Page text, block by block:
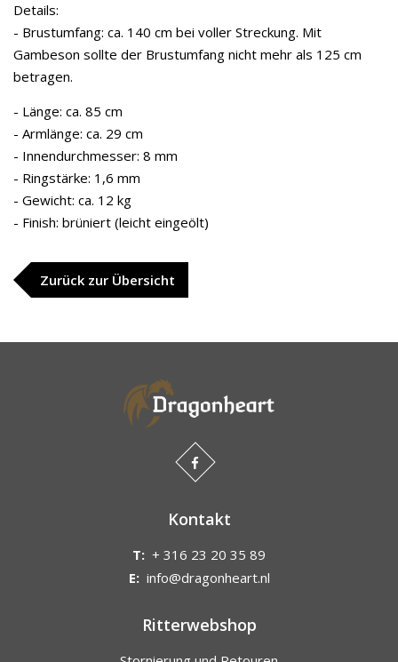
Details:
- Brustumfang: ca. 140 cm bei voller Streckung. Mit
Gambeson sollte der Brustumfang nicht mehr als 125 cm
betragen.
- Länge: ca. 85 cm
- Armlänge: ca. 29 cm
- Innendurchmesser: 8 mm
- Ringstärke: 1,6 mm
- Gewicht: ca. 12 kg
- Finish: brüniert (leicht eingeölt)
Zurück zur Übersicht
Kontakt
T: + 316 23 20 35 89
E: info@dragonheart.nl
Ritterwebshop